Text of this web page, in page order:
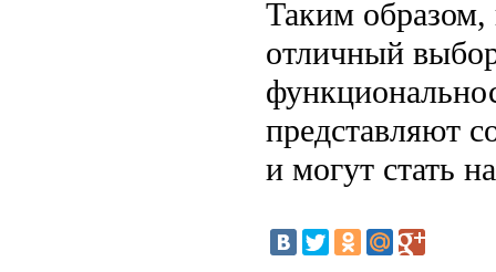
Таким образом,
отличный
представляют
и могут стать